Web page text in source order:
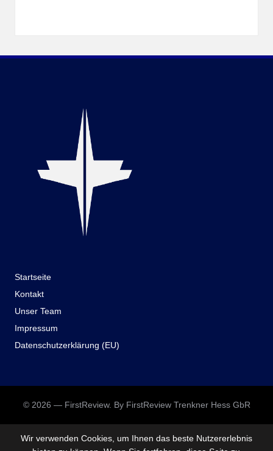
Startseite
Kontakt
Unser Team
Impressum
Datenschutzerklärung (EU)
© 2026 — FirstReview. By FirstReview Trenkner Hess GbR
Wir verwenden Cookies, um Ihnen das beste Nutzererlebnis